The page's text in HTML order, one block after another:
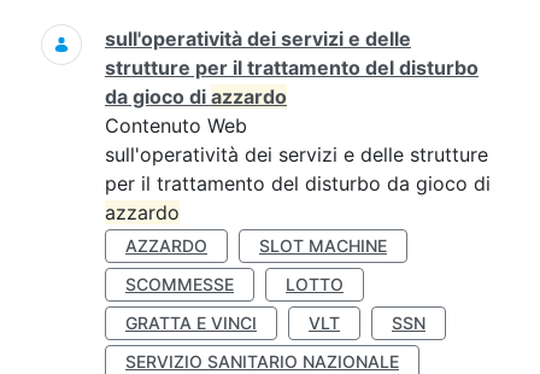
Ricerca
sull'operatività dei servizi e delle
strutture per il trattamento del disturbo
da gioco di azzardo
Contenuto Web
sull'operatività dei servizi e delle strutture
per il trattamento del disturbo da gioco di
azzardo
AZZARDO
SLOT MACHINE
SCOMMESSE
LOTTO
GRATTA E VINCI
VLT
SSN
SERVIZIO SANITARIO NAZIONALE